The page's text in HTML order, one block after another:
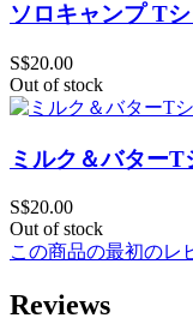
ソロキャンプ T
S$20.00
Out of stock
ミルク＆バターT
S$20.00
Out of stock
この商品の最初のレ
Reviews